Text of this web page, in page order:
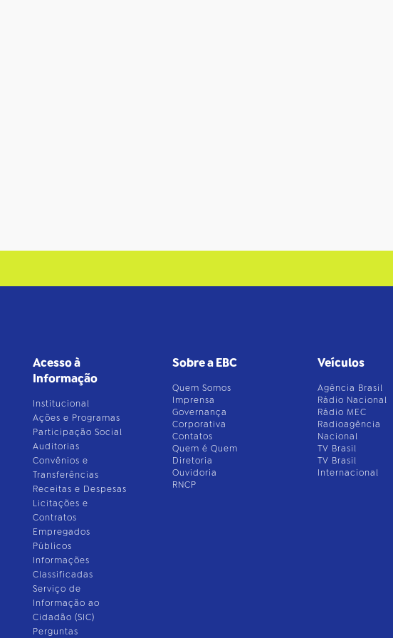
Acesso à
Informação
Institucional
Ações e Programas
Participação Social
Auditorias
Convênios e
Transferências
Receitas e Despesas
Licitações e
Contratos
Empregados
Públicos
Informações
Classificadas
Serviço de
Informação ao
Cidadão (SIC)
Perguntas
Sobre a EBC
Quem Somos
Imprensa
Governança
Corporativa
Contatos
Quem é Quem
Diretoria
Ouvidoria
RNCP
Veículos
Agência Brasil
Rádio Nacional
Rádio MEC
Radioagência
Nacional
TV Brasil
TV Brasil
Internacional